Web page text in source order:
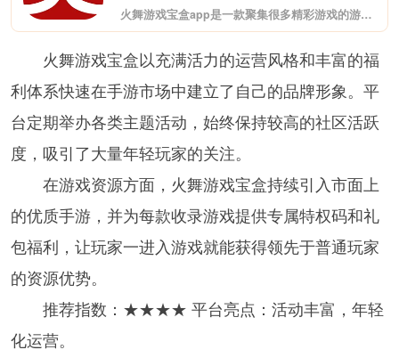
火舞游戏宝盒app是一款聚集很多精彩游戏的游戏盒子，这款软件里面的游戏资源非常的精彩有趣，各种类型的游戏应有尽有，而且分类也非常的详细明确，大家可以输入类型关键字就可以找到自己喜欢的游戏资源，可以在手机里面免费的试玩，会遇到很多游戏大神，可以免费的观看他们分享的游戏视频，也可以与他们交流互动，分享游戏攻略，体验到玩耍游戏带来的精彩。
火舞游戏宝盒以充满活力的运营风格和丰富的福
利体系快速在手游市场中建立了自己的品牌形象。平
台定期举办各类主题活动，始终保持较高的社区活跃
度，吸引了大量年轻玩家的关注。
在游戏资源方面，火舞游戏宝盒持续引入市面上
的优质手游，并为每款收录游戏提供专属特权码和礼
包福利，让玩家一进入游戏就能获得领先于普通玩家
的资源优势。
推荐指数：★★★★ 平台亮点：活动丰富，年轻
化运营。